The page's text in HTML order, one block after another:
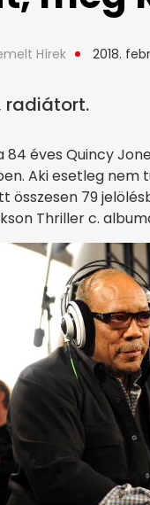
Hírek 2018.
radiátort.
éves Quincy
Aki esetleg nem
összesen 79
Thriller c.